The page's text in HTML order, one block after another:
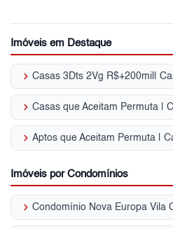
Imóveis em Destaque
keyboard_arrow_right Casas 3Dts 2Vg R$+200mil|
keyboard_arrow_right Casas que Aceitam Permuta |
keyboard_arrow_right Aptos que Aceitam Permuta |
Imóveis por Condomínios
keyboard_arrow_right Condomínio Nova Europa Vila